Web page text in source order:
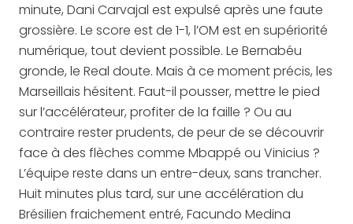
minute, Dani Carvajal est expulsé après une faute
grossière. Le score est de 1-1, l’OM est en supériorité
numérique, tout devient possible. Le Bernabéu
gronde, le Real doute. Mais à ce moment précis, les
Marseillais hésitent. Faut-il pousser, mettre le pied
sur l’accélérateur, profiter de la faille ? Ou au
contraire rester prudents, de peur de se découvrir
face à des flèches comme Mbappé ou Vinicius ?
L’équipe reste dans un entre-deux, sans trancher.
Huit minutes plus tard, sur une accélération du
Brésilien fraichement entré, Facundo Medina